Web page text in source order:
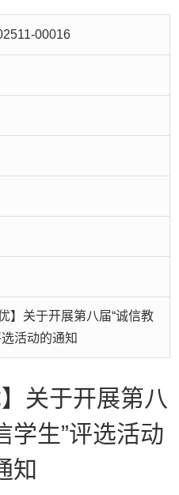
00016
】关于开展第八届“诚信教
活动的通知
关于开展第八
学生”评选活动
知